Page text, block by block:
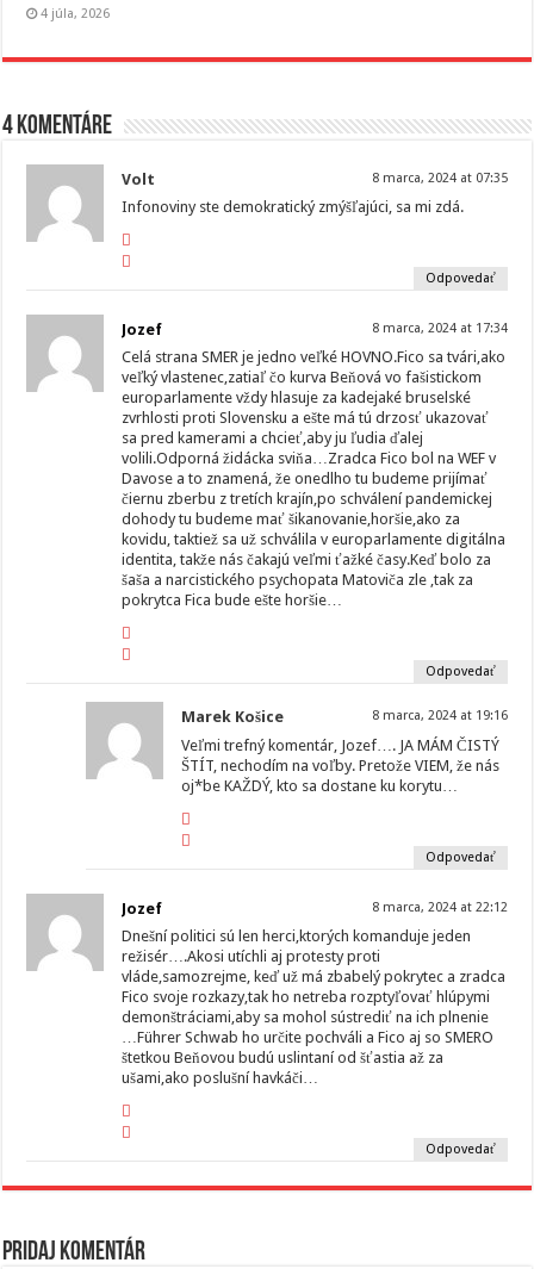
4 júla, 2026
4 komentáre
Volt 8 marca, 2024 at 07:35
Infonoviny ste demokratický zmýšľajúci, sa mi zdá.
Odpovedať
Jozef 8 marca, 2024 at 17:34
Celá strana SMER je jedno veľké HOVNO.Fico sa tvári,ako
veľký vlastenec,zatiaľ čo kurva Beňová vo fašistickom
europarlamente vždy hlasuje za kadejaké bruselské
zvrhlosti proti Slovensku a ešte má tú drzosť ukazovať
sa pred kamerami a chcieť,aby ju ľudia ďalej
volili.Odporná židácka sviňa…Zradca Fico bol na WEF v
Davose a to znamená, že onedlho tu budeme prijímať
čiernu zberbu z tretích krajín,po schválení pandemickej
dohody tu budeme mať šikanovanie,horšie,ako za
kovidu, taktiež sa už schválila v europarlamente digitálna
identita, takže nás čakajú veľmi ťažké časy.Keď bolo za
šaša a narcistického psychopata Matoviča zle ,tak za
pokrytca Fica bude ešte horšie…
Odpovedať
Marek Košice 8 marca, 2024 at 19:16
Veľmi trefný komentár, Jozef…. JA MÁM ČISTÝ
ŠTÍT, nechodím na voľby. Pretože VIEM, že nás
oj*be KAŽDÝ, kto sa dostane ku korytu…
Odpovedať
Jozef 8 marca, 2024 at 22:12
Dnešní politici sú len herci,ktorých komanduje jeden
režisér….Akosi utíchli aj protesty proti
vláde,samozrejme, keď už má zbabelý pokrytec a zradca
Fico svoje rozkazy,tak ho netreba rozptyľovať hlúpymi
demonštráciami,aby sa mohol sústrediť na ich plnenie
…Führer Schwab ho určite pochváli a Fico aj so SMERO
štetkou Beňovou budú uslintaní od šťastia až za
ušami,ako poslušní havkáči…
Odpovedať
Pridaj komentár